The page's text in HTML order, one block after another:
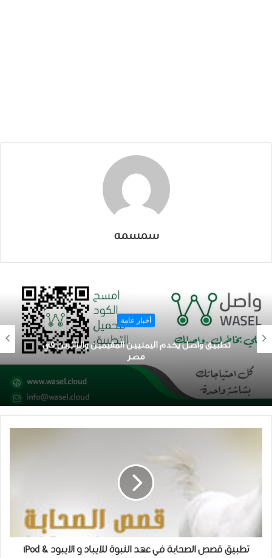
سمسمه
أخبار عامة
تطبيق واصل يخدم اليمنيين المقيمين والزائرين في
مصر
تطبيق قصص الصحابة في عهد النبوة للايباد و الايبود iPod &